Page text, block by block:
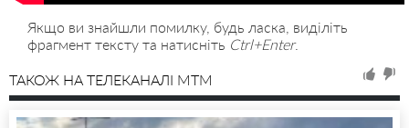
Якщо ви знайшли помилку, будь ласка, виділіть
фрагмент тексту та натисніть Ctrl+Enter.
ТАКОЖ НА ТЕЛЕКАНАЛІ MTM